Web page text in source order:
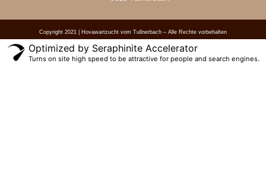
Copyright 2021 | Hovawartzucht vom Tullnerbach – Alle Rechte vorbehalten
Optimized by Seraphinite Accelerator
Turns on site high speed to be attractive for people and search engines.